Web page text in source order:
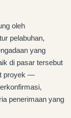
oleh
pelabuhan,
yang
di pasar tersebut
proyek —
penerimaan yang